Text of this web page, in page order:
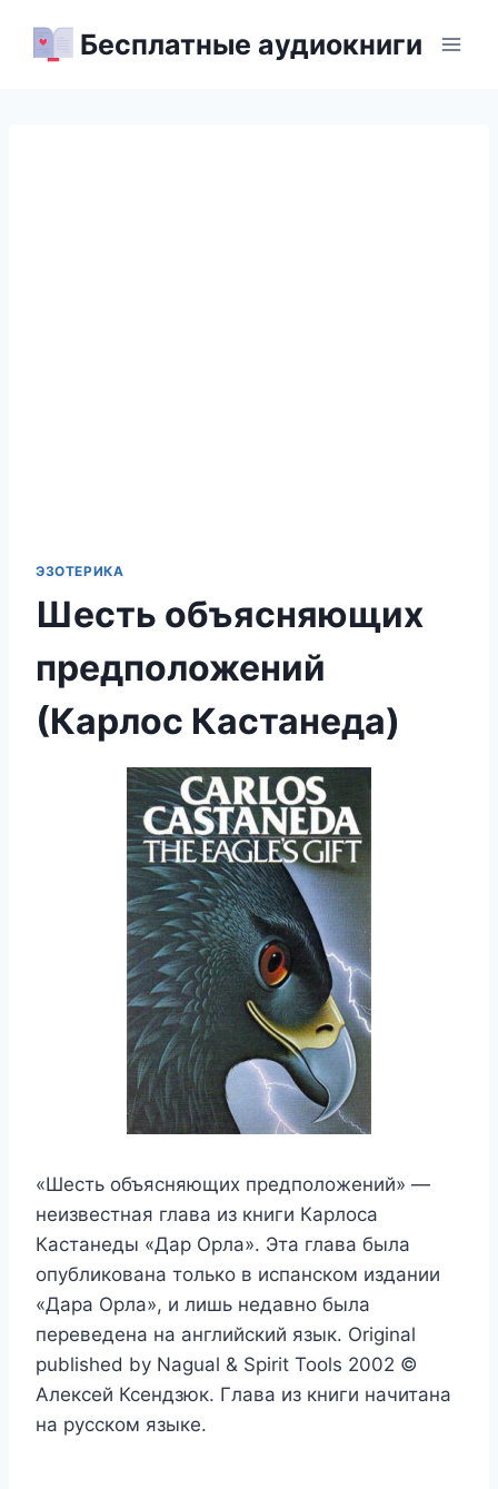
Бесплатные аудиокниги
ЭЗОТЕРИКА
Шесть объясняющих
предположений
(Карлос Кастанеда)
«Шесть объясняющих предположений» —
неизвестная глава из книги Карлоса
Кастанеды «Дар Орла». Эта глава была
опубликована только в испанском издании
«Дара Орла», и лишь недавно была
переведена на английский язык. Original
published by Nagual & Spirit Tools 2002 ©
Алексей Ксендзюк. Глава из книги начитана
на русском языке.